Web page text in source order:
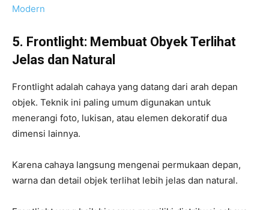
Modern
5. Frontlight: Membuat Obyek Terlihat
Jelas dan Natural
Frontlight adalah cahaya yang datang dari arah depan
objek. Teknik ini paling umum digunakan untuk
menerangi foto, lukisan, atau elemen dekoratif dua
dimensi lainnya.
Karena cahaya langsung mengenai permukaan depan,
warna dan detail objek terlihat lebih jelas dan natural.